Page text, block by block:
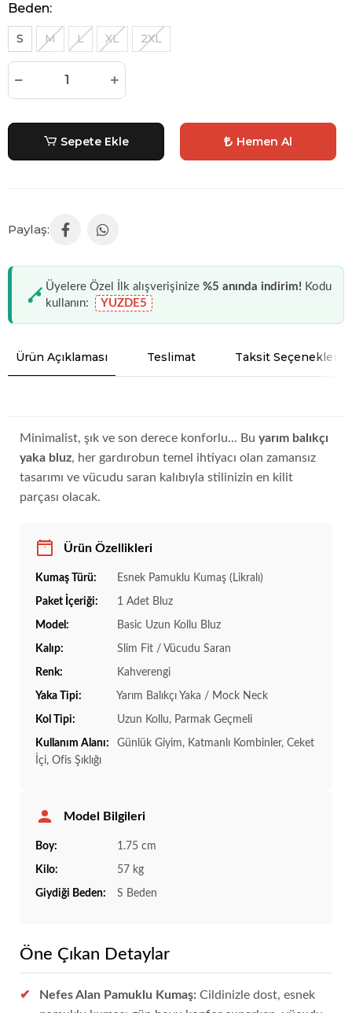
Beden:
S M L XL 2XL
Sepete Ekle Hemen Al
Üyelere Özel İlk alışverişinize %5 anında indirim! Kodu
kullanın:
YUZDE5
Ürün Açıklaması Teslimat Taksit Seçenekleri
Minimalist, şık ve son derece konforlu... Bu yarım balıkçı
yaka bluz, her gardırobun temel ihtiyacı olan zamansız
tasarımı ve vücudu saran kalıbıyla stilinizin en kilit
parçası olacak.
Ürün Özellikleri
Kumaş Türü: Esnek Pamuklu Kumaş (Likralı)
Paket İçeriği: 1 Adet Bluz
Model: Basic Uzun Kollu Bluz
Kalıp: Slim Fit / Vücudu Saran
Renk: Kahverengi
Yaka Tipi: Yarım Balıkçı Yaka / Mock Neck
Kol Tipi: Uzun Kollu, Parmak Geçmeli
Kullanım Alanı:
Günlük Giyim, Katmanlı Kombinler, Ceket
İçi, Ofis Şıklığı
Model Bilgileri
Boy: 1.75 cm
Kilo: 57 kg
Giydiği Beden: S Beden
Öne Çıkan Detaylar
Nefes Alan Pamuklu Kumaş: Cildinizle dost, esnek